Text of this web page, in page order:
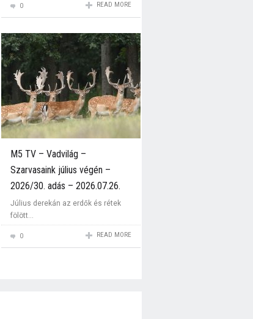
0 READ MORE
M5 TV – Vadvilág –
Szarvasaink július végén –
2026/30. adás – 2026.07.26.
Július derekán az erdők és rétek
fölött...
0 READ MORE